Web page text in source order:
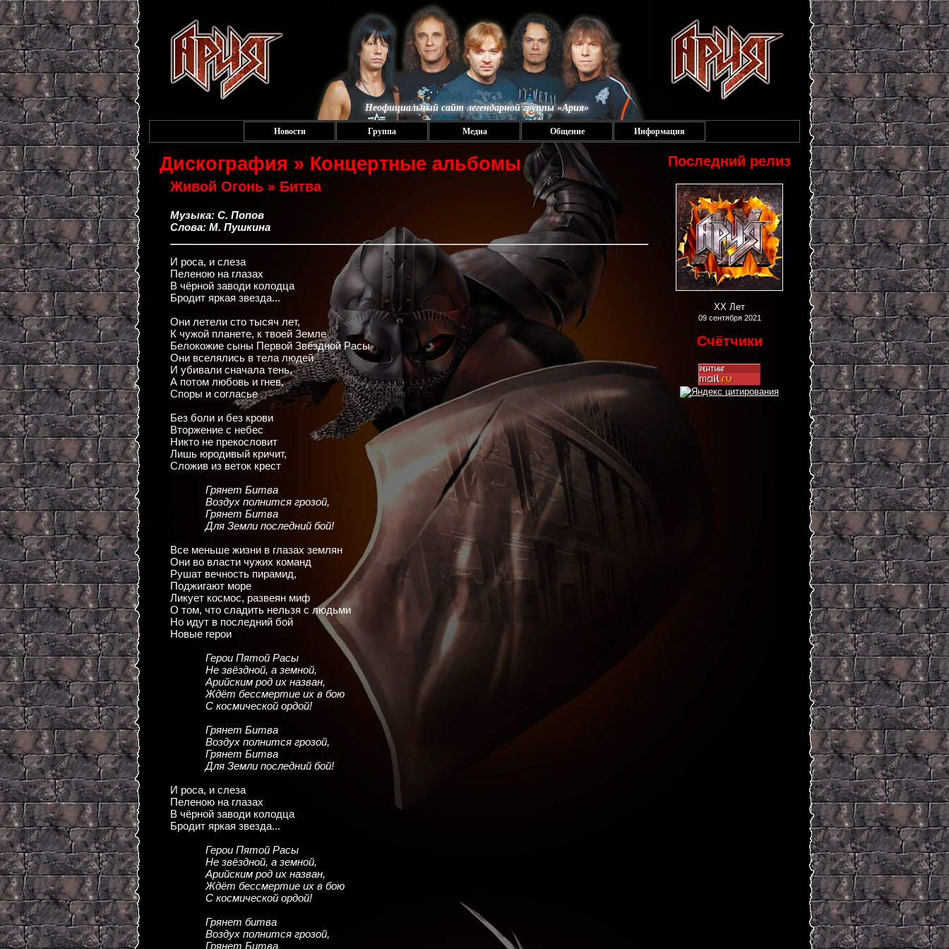
Неофициальный сайт легендарной группы «Ария»
Новости Группа Медиа Общение Информация
Последний релиз
XX Лет
09 сентября 2021
Счётчики
Дискография » Концертные альбомы
Живой Огонь » Битва
Музыка: С. Попов
Слова: М. Пушкина
И роса, и слеза
Пеленою на глазах
В чёрной заводи колодца
Бродит яркая звезда...
Они летели сто тысяч лет,
К чужой планете, к твоей Земле
Белокожие сыны Первой Звёздной Расы
Они вселялись в тела людей
И убивали сначала тень,
А потом любовь и гнев,
Споры и согласье
Без боли и без крови
Вторжение с небес
Никто не прекословит
Лишь юродивый кричит,
Сложив из веток крест
Грянет Битва
Воздух полнится грозой,
Грянет Битва
Для Земли последний бой!
Все меньше жизни в глазах землян
Они во власти чужих команд
Рушат вечность пирамид,
Поджигают море
Ликует космос, развеян миф
О том, что сладить нельзя с людьми
Но идут в последний бой
Новые герои
Герои Пятой Расы
Не звёздной, а земной,
Арийским род их назван,
Ждёт бессмертие их в бою
С космической ордой!
Грянет Битва
Воздух полнится грозой,
Грянет Битва
Для Земли последний бой!
И роса, и слеза
Пеленою на глазах
В чёрной заводи колодца
Бродит яркая звезда...
Герои Пятой Расы
Не звёздной, а земной,
Арийским род их назван,
Ждёт бессмертие их в бою
С космической ордой!
Грянет битва
Воздух полнится грозой,
Грянет Битва